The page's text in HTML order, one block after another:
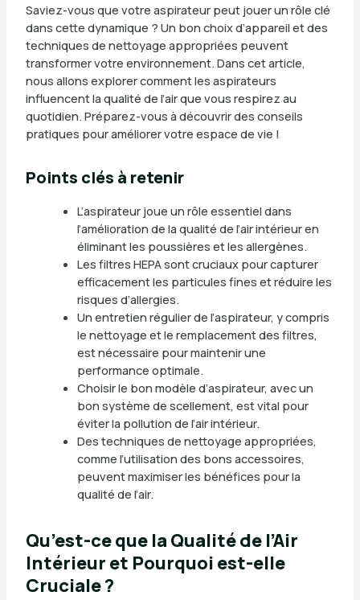
Saviez-vous que votre aspirateur peut jouer un rôle clé
dans cette dynamique ? Un bon choix d’appareil et des
techniques de nettoyage appropriées peuvent
transformer votre environnement. Dans cet article,
nous allons explorer comment les aspirateurs
influencent la qualité de l’air que vous respirez au
quotidien. Préparez-vous à découvrir des conseils
pratiques pour améliorer votre espace de vie !
Points clés à retenir
L’aspirateur joue un rôle essentiel dans
l’amélioration de la qualité de l’air intérieur en
éliminant les poussières et les allergènes.
Les filtres HEPA sont cruciaux pour capturer
efficacement les particules fines et réduire les
risques d’allergies.
Un entretien régulier de l’aspirateur, y compris
le nettoyage et le remplacement des filtres,
est nécessaire pour maintenir une
performance optimale.
Choisir le bon modèle d’aspirateur, avec un
bon système de scellement, est vital pour
éviter la pollution de l’air intérieur.
Des techniques de nettoyage appropriées,
comme l’utilisation des bons accessoires,
peuvent maximiser les bénéfices pour la
qualité de l’air.
Qu’est-ce que la Qualité de l’Air
Intérieur et Pourquoi est-elle
Cruciale ?